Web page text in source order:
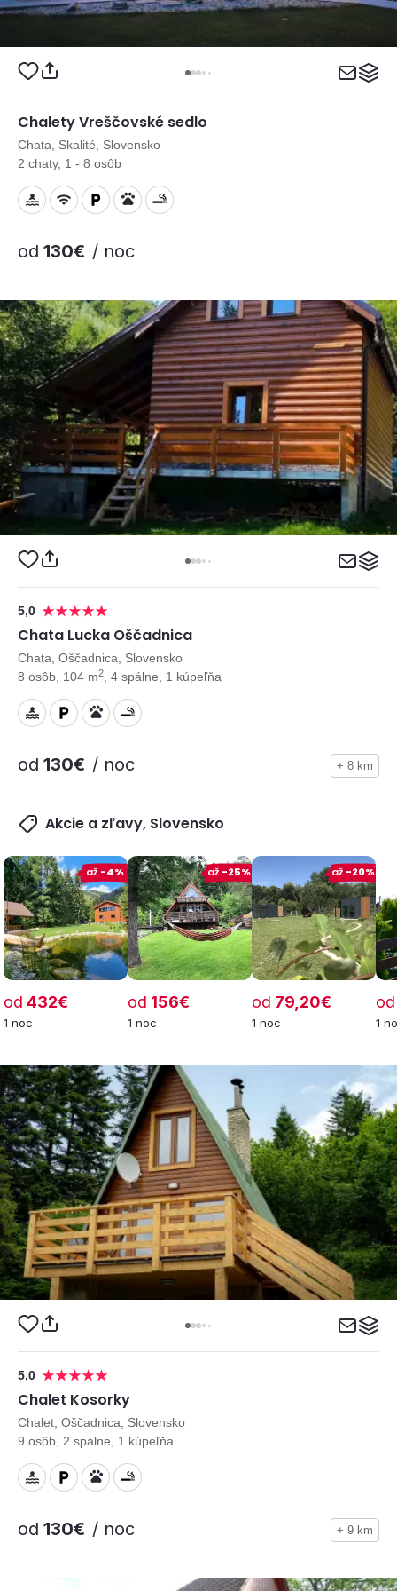
Chalety Vreščovské sedlo
Chata, Skalité, Slovensko
2 chaty, 1 - 8 osôb
od 130€ / noc
5,0
Chata Lucka Oščadnica
Chata, Oščadnica, Slovensko
8 osôb, 104 m2 , 4 spálne, 1 kúpeľňa
od 130€ / noc + 8 km
Akcie a zľavy, Slovensko
od 432€
1 noc
až -4%
od 156€
1 noc
až -25%
od 79,20€
1 noc
až -20%
od
1
5,0
Chalet Kosorky
Chalet, Oščadnica, Slovensko
9 osôb, 2 spálne, 1 kúpeľňa
od 130€ / noc + 9 km